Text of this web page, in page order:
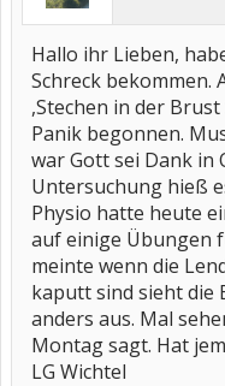
Hallo ihr Lieben,
Schreck bekommen.
,Stechen in der
Panik begonnen.
war Gott sei Dank in
Untersuchung hieß
Physio hatte heute
auf einige Übungen
meinte wenn die
kaputt sind sieht die
anders aus. Mal
Montag sagt. Hat
LG Wichtel